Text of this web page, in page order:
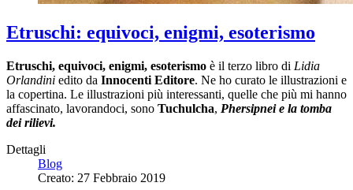
Etruschi: equivoci, enigmi, esoterismo
Etruschi, equivoci, enigmi, esoterismo è il terzo libro di Lidia
Orlandini edito da Innocenti Editore. Ne ho curato le illustrazioni e
la copertina. Le illustrazioni più interessanti, quelle che più mi hanno
affascinato, lavorandoci, sono Tuchulcha, Phersipnei e la tomba
dei rilievi.
Dettagli
Blog
Creato: 27 Febbraio 2019